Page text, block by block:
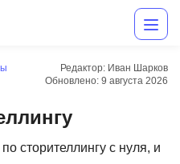
Редактор: Иван Шарков
Обновлено: 9 августа 2026
сторителлингу с нуля, и